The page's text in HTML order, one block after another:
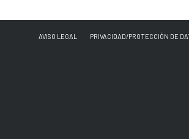
AVISO LEGAL PRIVACIDAD/PROTECCIÓN DE